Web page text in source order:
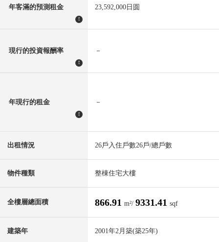
年客滿的預測租金
!
23,592,000日圆
現行的投資報酬率
!
－
年現行的租金
!
－
出租情況 26戶入住戶數26戶/總戶數
物件種類 整棟住宅大樓
全樓層總面積 866.91 m²/ 9331.41 sqf
建築年 2001年2月築(築25年)